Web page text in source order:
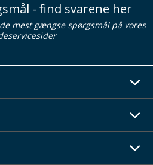
- find svarene her
mest gængse spørgsmål på vores